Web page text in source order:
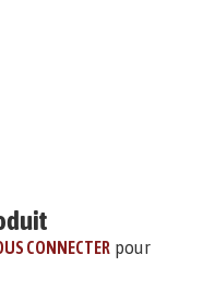
CONNECTER pour